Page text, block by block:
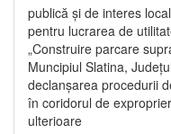
publică şi de interes
pentru lucrarea de
„Construire parcare
Muncipiul Slatina,
declanşarea procedurii
în coridorul de
ulterioare